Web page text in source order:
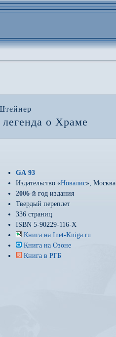
легенда о Храме
GA 93
Издательство «Новалис», Москва
2006-й год издания
Твердый переплет
336 страниц
ISBN 5-90229-116-X
Книга на Inet-Kniga.ru
Книга на Озоне
Книга в РГБ